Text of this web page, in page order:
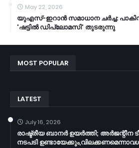
May 22, 2026
യുഎസ്-ഇറാൻ സമാധാന ചർച്ച:
'ഷട്ടിൽ ഡിപ്ലോമസി' തുടരുന്നു
MOST POPULAR
LATEST
July 16, 2026
രാഷ്ട്രീയ ബാനർ ഉയർത്തി; അർജന്റീന
നടപടി